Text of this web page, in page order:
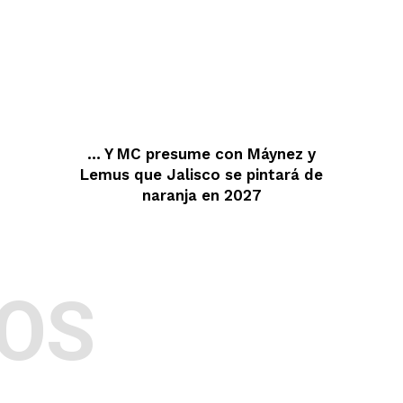
… Y MC presume con Máynez y
Lemus que Jalisco se pintará de
naranja en 2027